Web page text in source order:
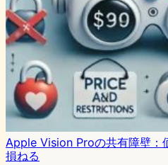
Apple Vision Proの共有障壁：
損ねる